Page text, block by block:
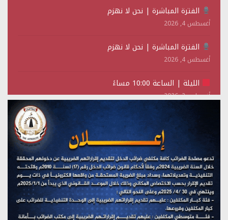
الفترة المباشرة | نحن لا نهزم
أغسطس 4, 2026
الفترة المباشرة | نحن لا نهزم
أغسطس 4, 2026
الليلة | الساعة 10:00 مساءً
أغسطس 2, 2026
تستمعون لبرنامج (حدث في مثل هذا اليوم)
(نحن لا نهزم) بث مباشر
يوليو 28, 2026
تستمعون لبرنامج (هندسة الوهم)
يوليو 28, 2026